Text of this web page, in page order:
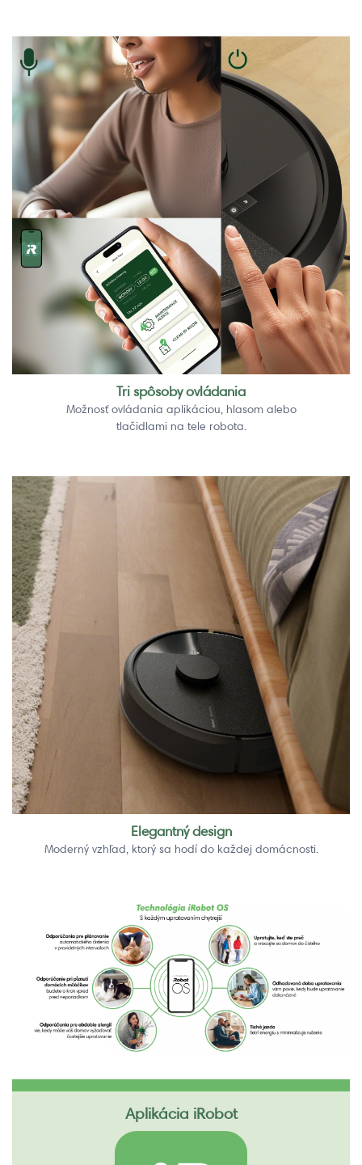
Tri spôsoby ovládania
Možnosť ovládania aplikáciou, hlasom alebo
tlačidlami na tele robota.
Elegantný design
Moderný vzhľad, ktorý sa hodí do každej domácnosti.
Aplikácia iRobot